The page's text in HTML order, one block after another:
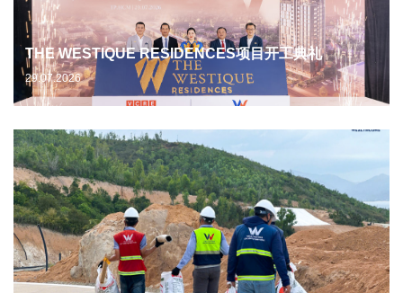
THE WESTIQUE RESIDENCES项目开工典礼
29.07.2026